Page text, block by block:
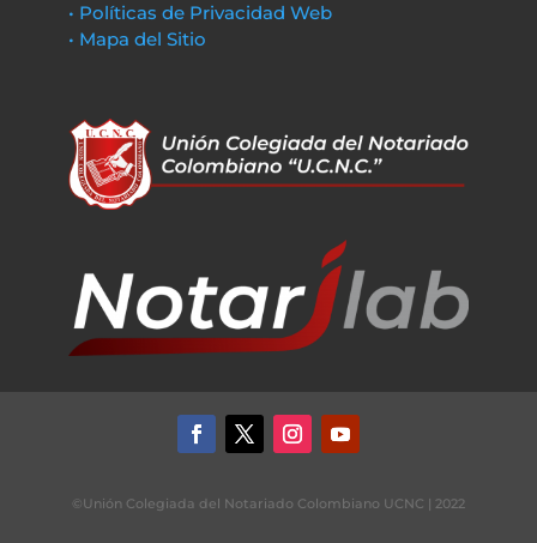
• Políticas de Privacidad Web
• Mapa del Sitio
©Unión Colegiada del Notariado Colombiano UCNC | 2022